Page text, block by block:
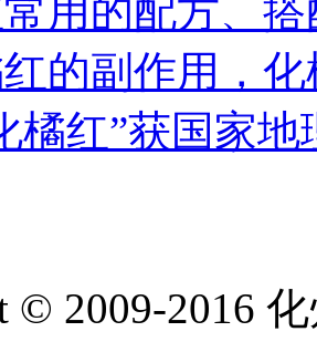
用的配方、
的副作用，
橘红”获国家
© 2009-2016